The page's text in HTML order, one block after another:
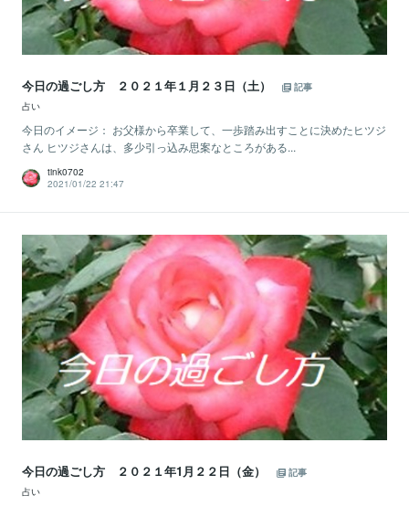
今日の過ごし方 ２０２１年１月２３日（土）
記事
占い
今日のイメージ： お父様から卒業して、一歩踏み出すことに決めたヒツジ
さん ヒツジさんは、多少引っ込み思案なところがある...
tink0702
2021/01/22 21:47
今日の過ごし方 ２０２１年1月２２日（金）
記事
占い